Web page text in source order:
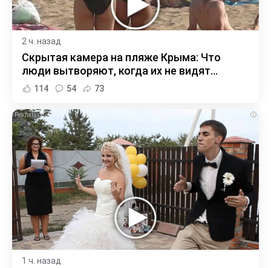
2 ч. назад
Скрытая камера на пляже Крыма: Что
люди вытворяют, когда их не видят...
114 54 73
i
1 ч. назад